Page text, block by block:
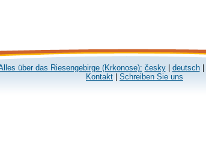
über das Riesengebirge (Krkonose): česky| deutsch|
Kontakt
Schreiben Sie uns